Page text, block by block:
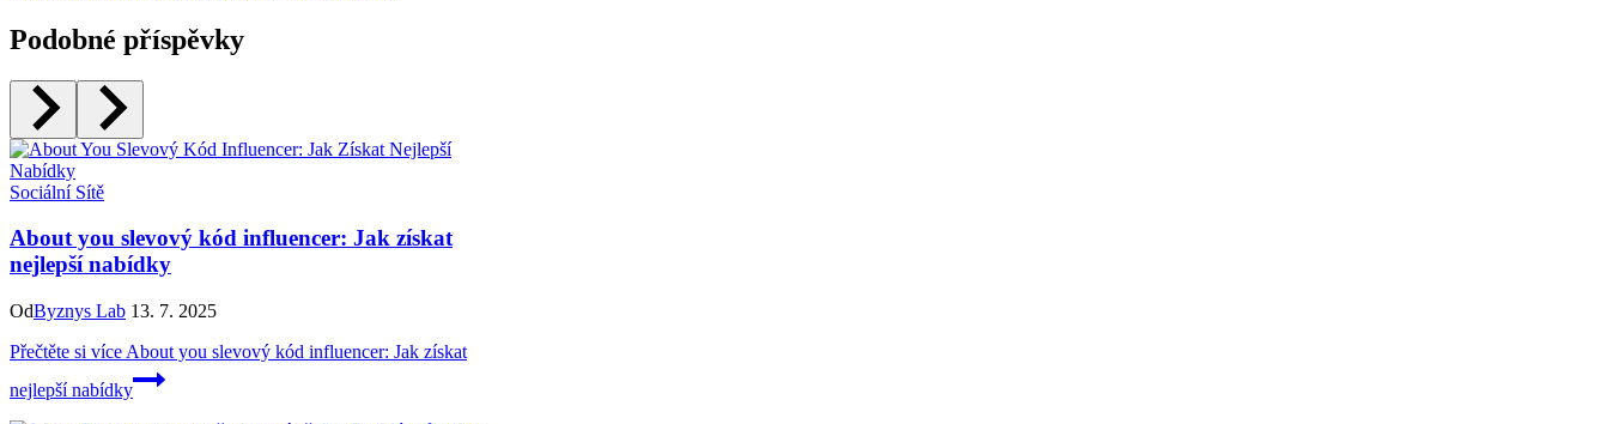
Podobné příspěvky
Sociální Sítě
About you slevový kód influencer: Jak získat
nejlepší nabídky
OdByznys Lab 13. 7. 2025
Přečtěte si více About you slevový kód influencer: Jak získat
nejlepší nabídky